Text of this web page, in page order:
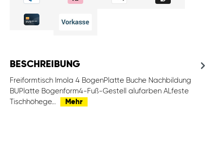
BESCHREIBUNG
Freiformtisch Imola 4 BogenPlatte Buche Nachbildung
BUPlatte Bogenform4-Fuß-Gestell alufarben ALfeste
Tischhöhege…
Mehr